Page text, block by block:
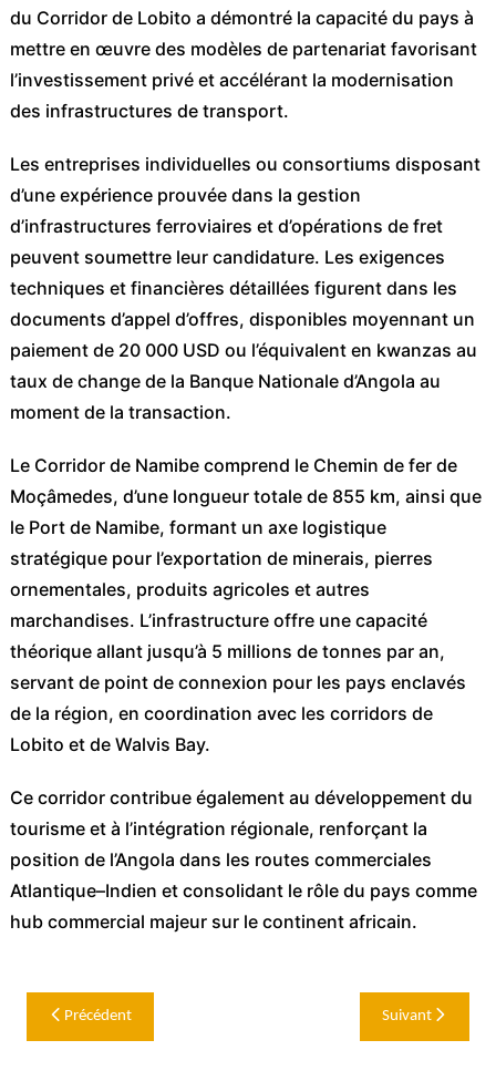
du Corridor de Lobito a démontré la capacité du pays à
mettre en œuvre des modèles de partenariat favorisant
l’investissement privé et accélérant la modernisation
des infrastructures de transport.
Les entreprises individuelles ou consortiums disposant
d’une expérience prouvée dans la gestion
d’infrastructures ferroviaires et d’opérations de fret
peuvent soumettre leur candidature. Les exigences
techniques et financières détaillées figurent dans les
documents d’appel d’offres, disponibles moyennant un
paiement de 20 000 USD ou l’équivalent en kwanzas au
taux de change de la Banque Nationale d’Angola au
moment de la transaction.
Le Corridor de Namibe comprend le Chemin de fer de
Moçâmedes, d’une longueur totale de 855 km, ainsi que
le Port de Namibe, formant un axe logistique
stratégique pour l’exportation de minerais, pierres
ornementales, produits agricoles et autres
marchandises. L’infrastructure offre une capacité
théorique allant jusqu’à 5 millions de tonnes par an,
servant de point de connexion pour les pays enclavés
de la région, en coordination avec les corridors de
Lobito et de Walvis Bay.
Ce corridor contribue également au développement du
tourisme et à l’intégration régionale, renforçant la
position de l’Angola dans les routes commerciales
Atlantique–Indien et consolidant le rôle du pays comme
hub commercial majeur sur le continent africain.
Navigation
de
Précédent Suivant